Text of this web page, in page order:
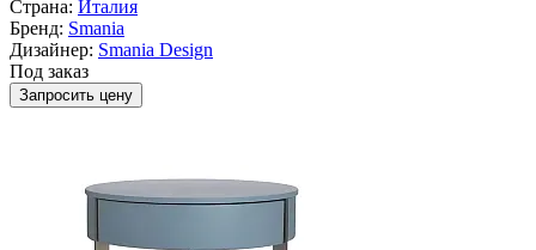
Страна: Италия
Бренд: Smania
Дизайнер: Smania Design
Под заказ
Запросить цену